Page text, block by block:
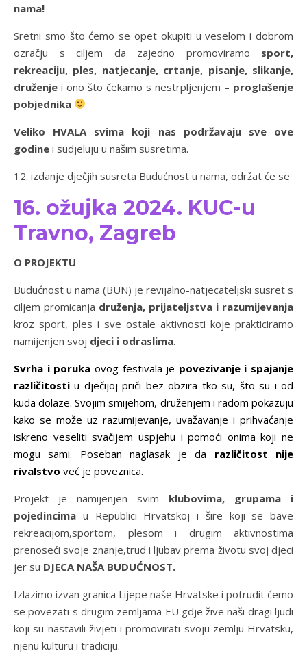
nama!
Sretni smo što ćemo se opet okupiti u veselom i dobrom
ozračju s ciljem da zajedno promoviramo sport,
rekreaciju, ples, natjecanje, crtanje, pisanje, slikanje,
druženje i ono što čekamo s nestrpljenjem – proglašenje
pobjednika
Veliko HVALA svima koji nas podržavaju sve ove
godine i sudjeluju u našim susretima.
12. izdanje dječjih susreta Budućnost u nama, održat će se
16. ožujka 2024. KUC-u
Travno, Zagreb
O PROJEKTU
Budućnost u nama (BUN) je revijalno-natjecateljski susret s
ciljem promicanja druženja, prijateljstva i razumijevanja
kroz sport, ples i sve ostale aktivnosti koje prakticiramo
namijenjen svoj djeci i odraslima.
Svrha i poruka ovog festivala je povezivanje i spajanje
različitostiu dječijoj priči bez obzira tko su, što su i od
kuda dolaze. Svojim smijehom, druženjem i radom pokazuju
kako se može uz razumijevanje, uvažavanje i prihvaćanje
iskreno veseliti svačijem uspjehu i pomoći onima koji ne
mogu sami. Poseban naglasak je da različitost nije
rivalstvo već je poveznica.
Projekt je namijenjen svim klubovima, grupama i
pojedincima u Republici Hrvatskoj i šire koji se bave
rekreacijom,sportom, plesom i drugim aktivnostima
prenoseći svoje znanje,trud i ljubav prema životu svoj djeci
jer su DJECA NAŠA BUDUĆNOST.
Izlazimo izvan granica Lijepe naše Hrvatske i potrudit ćemo
se povezati s drugim zemljama EU gdje žive naši dragi ljudi
koji su nastavili živjeti i promovirati svoju zemlju Hrvatsku,
njenu kulturu i tradiciju.